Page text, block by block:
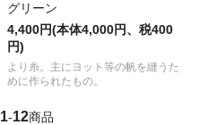
グリーン
4,400円(本体4,000円、税400
円)
より糸。主にヨット等の帆を縫うた
めに作られたもの。
1-12商品